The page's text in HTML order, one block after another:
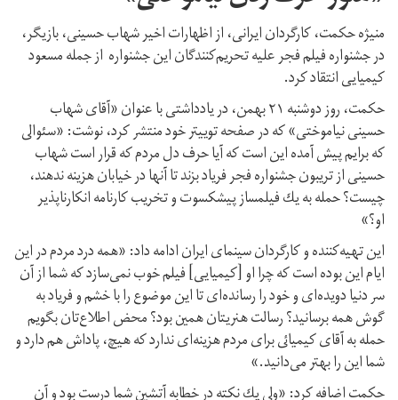
منیژه حکمت، کارگردان ایرانی، از اظهارات اخیر شهاب حسینی، بازیگر،
در جشنواره فیلم فجر علیه تحریم‌کنندگان این جشنواره از جمله مسعود
کیمیایی انتقاد کرد.
حکمت، روز دوشنبه ۲۱ بهمن، در یادداشتی با عنوان «آقاى شهاب
حسينى نياموختى» که در صفحه توییتر خود منتشر کرد، نوشت: «سئوالى
كه برايم پيش آمده اين است كه آيا حرف دل مردم كه قرار است شهاب
حسينى از تريبون جشنواره فجر فرياد بزند تا آنها در خيابان هزينه ندهند،
چيست؟ حمله به يك فيلمساز پيشكسوت و تخريب كارنامه انكارناپذير
او؟»
این تهیه‌کننده و کارگردان سینمای ایران ادامه داد: «همه درد مردم در اين
ايام اين بوده است كه چرا او [کیمیایی] فيلم خوب نمى‌سازد كه شما از آن
سر دنيا دويده‌اى و خود را رسانده‌اى تا اين موضوع را با خشم و فرياد به
گوش همه برسانيد؟ رسالت هنريتان همين بود؟ محض اطلاع‌تان بگويم
حمله به آقاى كيميائى براى مردم هزينه‌‌اى ندارد كه هيچ، پاداش هم دارد و
شما اين را بهتر می‌دانيد.»